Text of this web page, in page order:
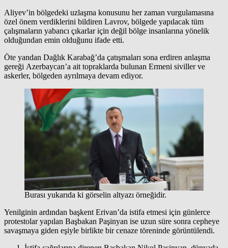
Aliyev’in bölgedeki uzlaşma konusunu her zaman vurgulamasına
özel önem verdiklerini bildiren Lavrov, bölgede yapılacak tüm
çalışmaların yabancı çıkarlar için değil bölge insanlarına yönelik
olduğundan emin olduğunu ifade etti.
Öte yandan Dağlık Karabağ’da çatışmaları sona erdiren anlaşma
gereği Azerbaycan’a ait topraklarda bulunan Ermeni siviller ve
askerler, bölgeden ayrılmaya devam ediyor.
Burası yukarıda ki görselin altyazı örneğidir.
Yenilginin ardından başkent Erivan’da istifa etmesi için günlerce
protestolar yapılan Başbakan Paşinyan ise uzun süre sonra cepheye
savaşmaya giden eşiyle birlikte bir cenaze töreninde görüntülendi.